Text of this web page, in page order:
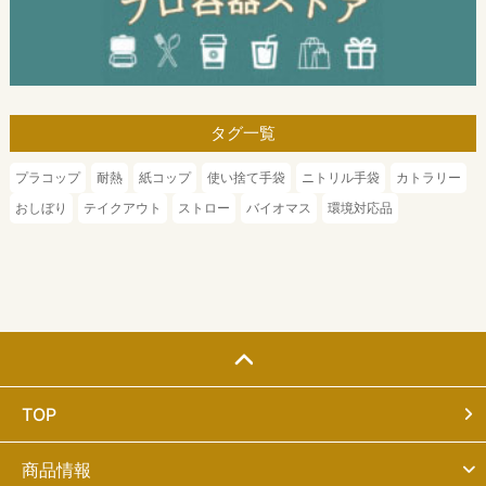
タグ一覧
プラコップ 耐熱 紙コップ 使い捨て手袋 ニトリル手袋
カトラリー
おしぼり
テイクアウト ストロー バイオマス 環境対応品
TOP
商品情報